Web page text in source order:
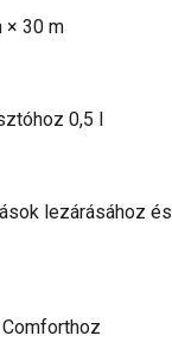
× 30 m
0,5 l
lezárásához és